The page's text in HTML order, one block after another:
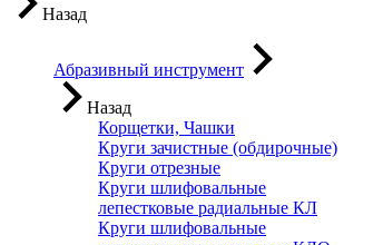
Назад
Абразивный инструмент
Назад
Корщетки, Чашки
Круги зачистные (обдирочные)
Круги отрезные
Круги шлифовальные
лепестковые радиальные КЛ
Круги шлифовальные